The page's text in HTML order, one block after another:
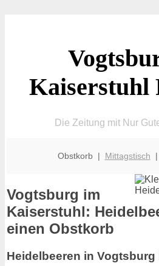
Kaiserstuhl
Die Zeitung mit Nur
Obstkorb | Mittagstisch |
Vogtsburg im
Kaiserstuhl:
einen Obstkorb
Heidelbeeren in Vogtsburg